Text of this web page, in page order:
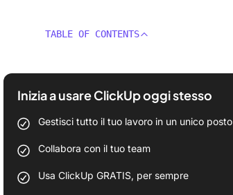
TABLE OF CONTENTS
Inizia a usare ClickUp oggi stesso
Gestisci tutto il tuo lavoro in un unico posto
Collabora con il tuo team
Usa ClickUp GRATIS, per sempre